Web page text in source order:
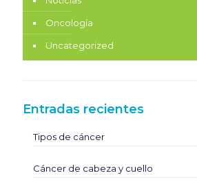
Entradas recientes
Cáncer de cabeza y cuello
SARCOMA: cáncer de tejidos blandos
Nuevos avances contra el cáncer